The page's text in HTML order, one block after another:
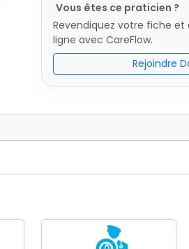
Vous êtes ce praticien ?
Revendiquez votre fiche
ligne avec CareFlow.
Rejoindre